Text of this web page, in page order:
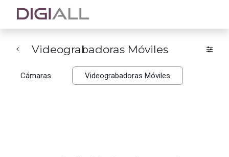
Videograbadoras Móviles
Cámaras Videograbadoras Móviles